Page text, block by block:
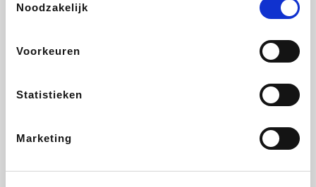
Noodzakelijk
Voorkeuren
Statistieken
Marketing
Lufthansa
CheapTickets.be DeubaXXL